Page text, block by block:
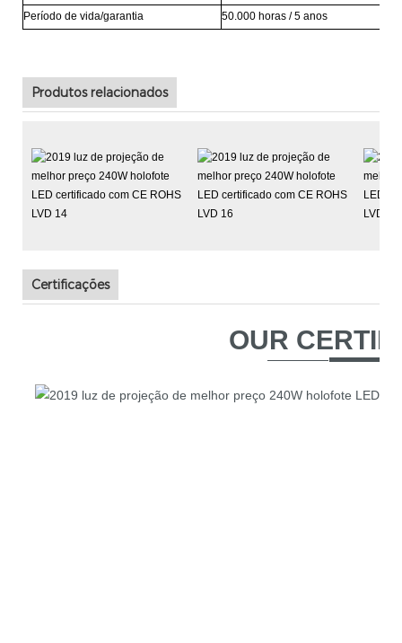
Período de vida/garantia 50.000 horas / 5 anos
Produtos relacionados
Certificações
OUR